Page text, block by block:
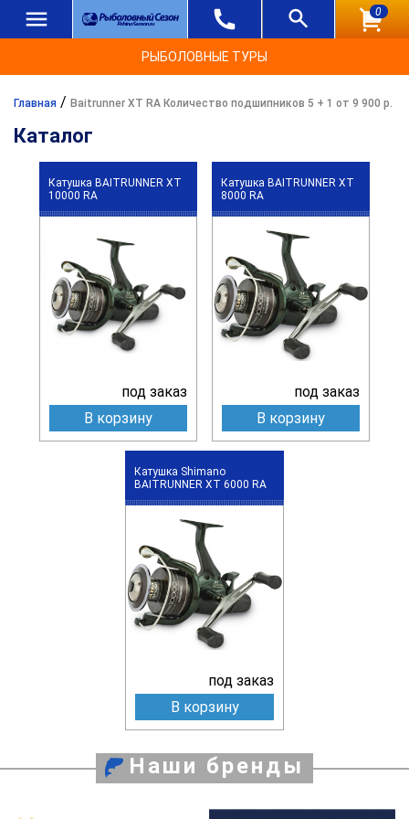
0
РЫБОЛОВНЫЕ ТУРЫ
Главная / Baitrunner XT RA Количество подшипников 5 + 1 от 9 900 р.
Каталог
Катушка BAITRUNNER XT
10000 RA
под заказ
В корзину
Катушка BAITRUNNER XT
8000 RA
под заказ
В корзину
Катушка Shimano
BAITRUNNER XT 6000 RA
под заказ
В корзину
Наши бренды